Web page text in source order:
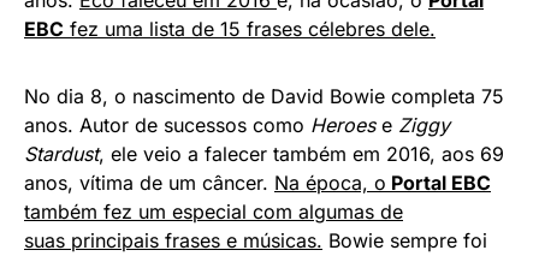
EBC fez uma lista de 15 frases célebres dele.
No dia 8, o nascimento de David Bowie completa 75
anos. Autor de sucessos como Heroese Ziggy
Stardust, ele veio a falecer também em 2016, aos 69
anos, vítima de um câncer. Na época, o Portal EBC
também fez um especial com algumas de
suas principais frases e músicas. Bowie sempre foi